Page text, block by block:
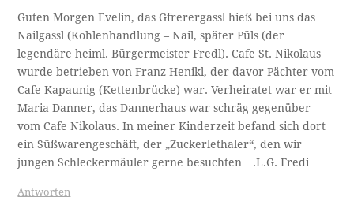
Guten Morgen Evelin, das Gfrerergassl hieß bei uns das
Nailgassl (Kohlenhandlung – Nail, später Püls (der
legendäre heiml. Bürgermeister Fredl). Cafe St. Nikolaus
wurde betrieben von Franz Henikl, der davor Pächter vom
Cafe Kapaunig (Kettenbrücke) war. Verheiratet war er mit
Maria Danner, das Dannerhaus war schräg gegenüber
vom Cafe Nikolaus. In meiner Kinderzeit befand sich dort
ein Süßwarengeschäft, der „Zuckerlethaler“, den wir
jungen Schleckermäuler gerne besuchten….L.G. Fredi
Antworten